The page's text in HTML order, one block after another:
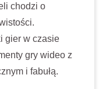
chodzi o
gier w czasie
gry wideo z
i fabułą.